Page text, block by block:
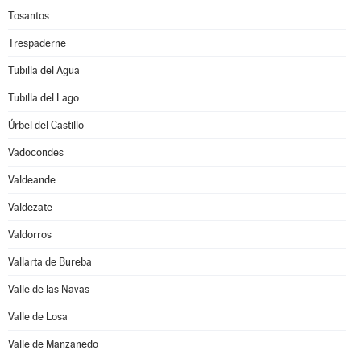
Tosantos
Trespaderne
Tubilla del Agua
Tubilla del Lago
Úrbel del Castillo
Vadocondes
Valdeande
Valdezate
Valdorros
Vallarta de Bureba
Valle de las Navas
Valle de Losa
Valle de Manzanedo